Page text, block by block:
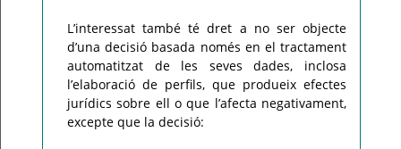
L’interessat també té dret a no ser objecte
d’una decisió basada només en el tractament
automatitzat de les seves dades, inclosa
l’elaboració de perfils, que produeix efectes
jurídics sobre ell o que l’afecta negativament,
excepte que la decisió: